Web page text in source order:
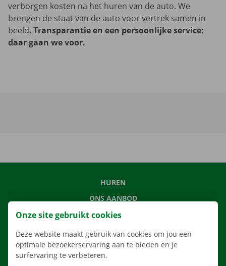
verborgen kosten na het huren van de auto. We
brengen de staat van de auto voor vertrek samen in
beeld. Transparantie en een persoonlijke service:
daar gaan we voor.
HUREN
ONS AANBOD
ONZE DIENSTEN
LOCATIES
APP
VERHUISOPLOSSINGEN
Onze site gebruikt cookies
Deze website maakt gebruik van cookies om jou een
optimale bezoekerservaring aan te bieden en je
surfervaring te verbeteren.